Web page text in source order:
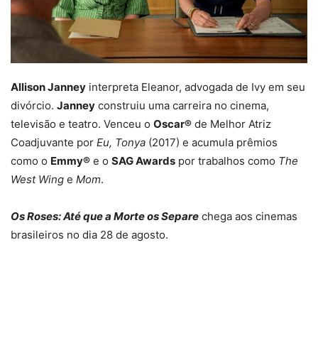
Allison Janney interpreta Eleanor, advogada de Ivy em seu
divórcio. Janney construiu uma carreira no cinema,
televisão e teatro. Venceu o Oscar® de Melhor Atriz
Coadjuvante por Eu, Tonya (2017) e acumula prêmios
como o Emmy® e o SAG Awards por trabalhos como The
West Wing e Mom.
Os Roses: Até que a Morte os Separe chega aos cinemas
brasileiros no dia 28 de agosto.